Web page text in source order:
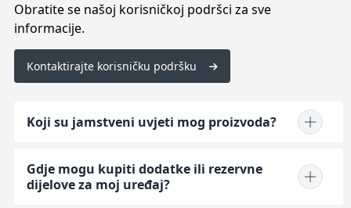
Obratite se našoj korisničkoj podršci za sve
informacije.
Kontaktirajte korisničku podršku
Koji su jamstveni uvjeti mog proizvoda?
Gdje mogu kupiti dodatke ili rezervne
dijelove za moj uređaj?